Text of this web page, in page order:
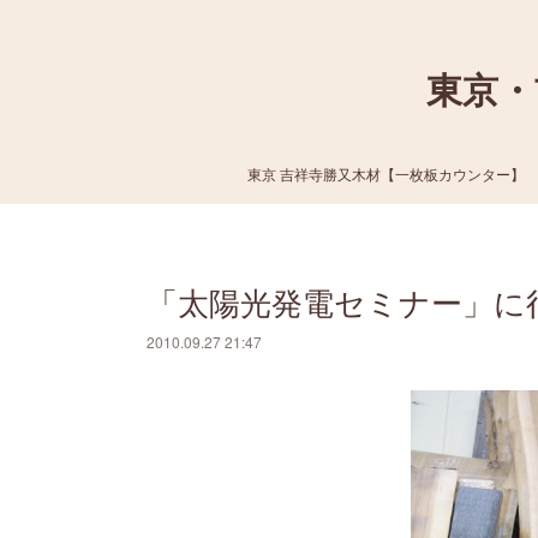
東京
東京 吉祥寺勝又木材【一枚板カウンター】
「太陽光発電セミナー」
2010.09.27 21:47